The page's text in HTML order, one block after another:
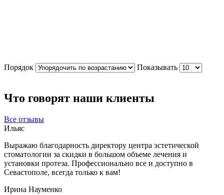
Порядок Показывать
Что говорят наши клиенты
Все отзывы
Ильяс
Выражаю благодарность директору центра эстетической
стоматологии за скидки в большом объеме лечения и
установки протеза. Профессионально все и доступно в
Севастополе, всегда только к вам!
Ирина Науменко